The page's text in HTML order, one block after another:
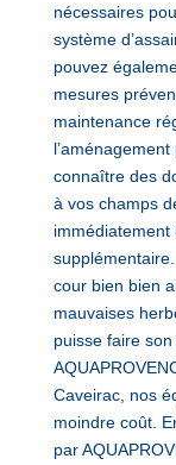
nécessaires
système
pouvez
mesures
maintenance
connaître des
à vos champs
immédiatement
cour bien bien
mauvaises
puisse faire
Caveirac, nos
moindre coût.
par